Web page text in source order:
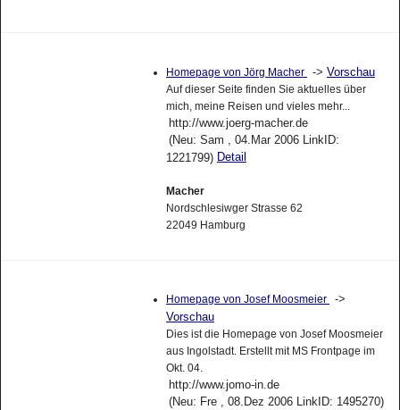
Homepage von Jörg Macher -> Vorschau
Auf dieser Seite finden Sie aktuelles über
mich, meine Reisen und vieles mehr...
http://www.joerg-macher.de
(Neu: Sam , 04.Mar 2006 LinkID:
1221799) Detail
Macher
Nordschlesiwger Strasse 62
22049 Hamburg
Homepage von Josef Moosmeier
->
Vorschau
Dies ist die Homepage von Josef Moosmeier
aus Ingolstadt. Erstellt mit MS Frontpage im
Okt. 04.
http://www.jomo-in.de
(Neu: Fre , 08.Dez 2006 LinkID: 1495270)